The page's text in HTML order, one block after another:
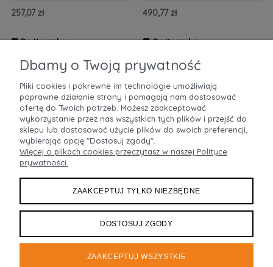
257,07 zł
Do Koszyka
490,77 zł
Do Koszyka
POMOC
MOJE KONTO
INFORMACJE
O NAS
Dbamy o Twoją prywatność
Pliki cookies i pokrewne im technologie umożliwiają
poprawne działanie strony i pomagają nam dostosować
ofertę do Twoich potrzeb. Możesz zaakceptować
wykorzystanie przez nas wszystkich tych plików i przejść do
sklepu lub dostosować użycie plików do swoich preferencji,
wybierając opcję "Dostosuj zgody".
Więcej o plikach cookies przeczytasz w naszej Polityce
prywatności.
ZAAKCEPTUJ TYLKO NIEZBĘDNE
DOSTOSUJ ZGODY
ZAAKCEPTUJ WSZYSTKIE